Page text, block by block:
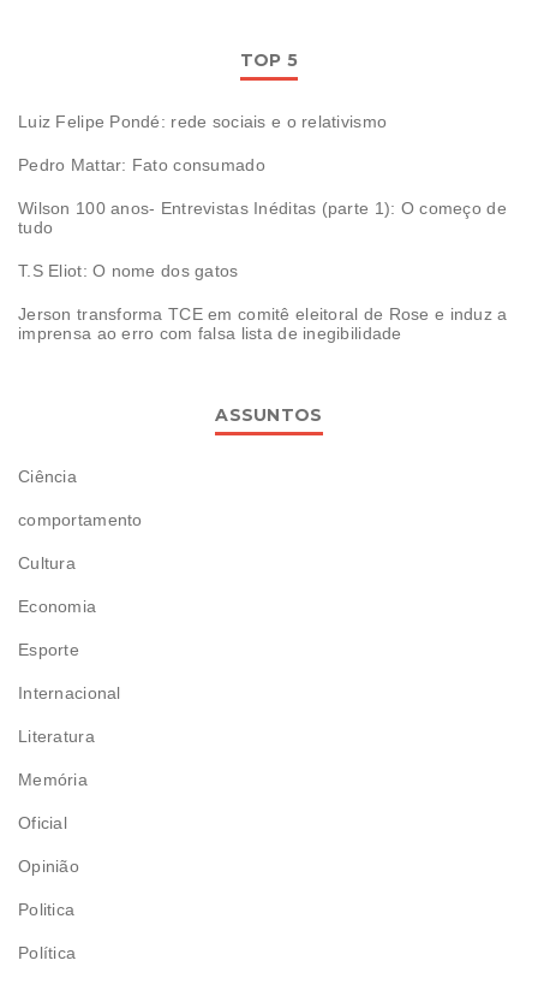
TOP 5
Luiz Felipe Pondé: rede sociais e o relativismo
Pedro Mattar: Fato consumado
Wilson 100 anos- Entrevistas Inéditas (parte 1): O começo de
tudo
T.S Eliot: O nome dos gatos
Jerson transforma TCE em comitê eleitoral de Rose e induz a
imprensa ao erro com falsa lista de inegibilidade
ASSUNTOS
Ciência
comportamento
Cultura
Economia
Esporte
Internacional
Literatura
Memória
Oficial
Opinião
Politica
Política